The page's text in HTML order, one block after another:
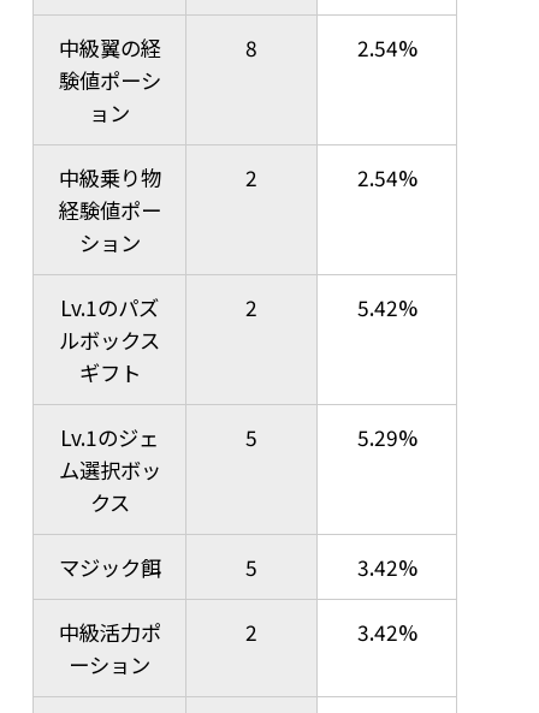
中級翼の経
験値ポーシ
ョン
8 2.54%
中級乗り物
経験値ポー
ション
2 2.54%
Lv.1のパズ
ルボックス
ギフト
2 5.42%
Lv.1のジェ
ム選択ボッ
クス
5 5.29%
マジック餌 5 3.42%
中級活力ポ
ーション
2 3.42%